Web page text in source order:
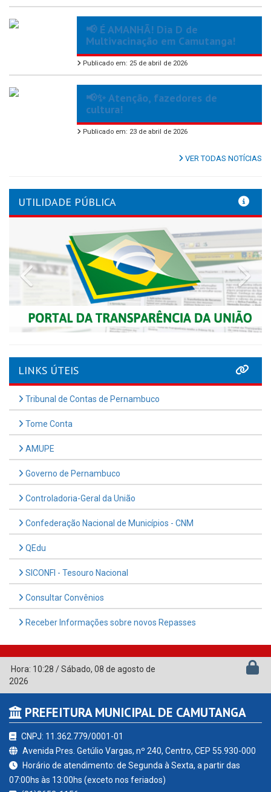
📢 É AMANHÃ! Dia D de
Multivacinação em Camutanga!
Publicado em: 25 de abril de 2026
📢✨ Atenção, fazedores de
cultura!
Publicado em: 23 de abril de 2026
VER TODAS NOTÍCIAS
UTILIDADE PÚBLICA
Previous
LINKS ÚTEIS
Tribunal de Contas de Pernambuco
Tome Conta
AMUPE
Governo de Pernambuco
Controladoria-Geral da União
Confederação Nacional de Municípios - CNM
QEdu
SICONFI - Tesouro Nacional
Consultar Convênios
Receber Informações sobre novos Repasses
Hora: 10:28 /Sábado, 08 de agosto de
2026
PREFEITURA MUNICIPAL DE CAMUTANGA
CNPJ: 11.362.779/0001-01
Avenida Pres. Getúlio Vargas, nº 240, Centro, CEP 55.930-000
Horário de atendimento: de Segunda à Sexta, a partir das
07:00hs às 13:00hs (exceto nos feriados)